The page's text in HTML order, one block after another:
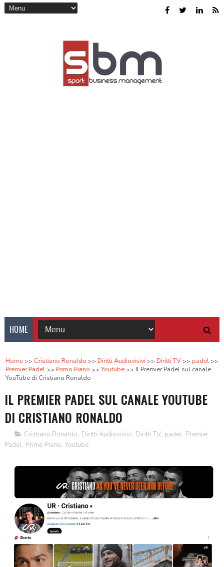
HOME
Home Cristiano Ronaldo Diritti Audiovisivi Diritti TV
padel
Premier Padel
Primo Piano Youtube
Il Premier Padel sul canale
YouTube di Cristiano Ronaldo
IL PREMIER PADEL SUL CANALE YOUTUBE
DI CRISTIANO RONALDO
Cristiano Ronaldo, Diritti Audiovisivi, Diritti TV, padel, Premier
Padel, Primo Piano, Youtube